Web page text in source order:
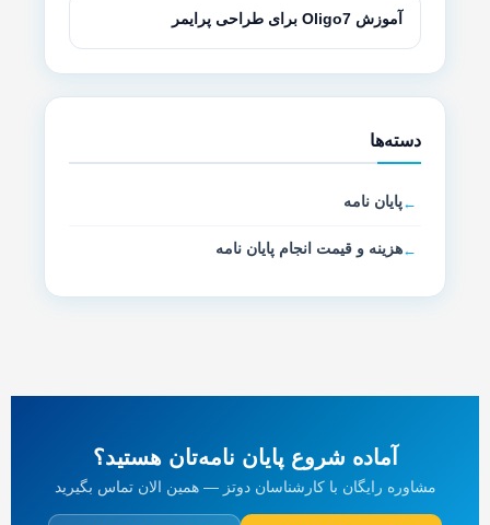
آموزش Oligo7 برای طراحی پرایمر
دسته‌ها
پایان نامه
هزینه و قیمت انجام پایان نامه
آماده شروع پایان نامه‌تان هستید؟
مشاوره رایگان با کارشناسان دوتز — همین الان تماس بگیرید